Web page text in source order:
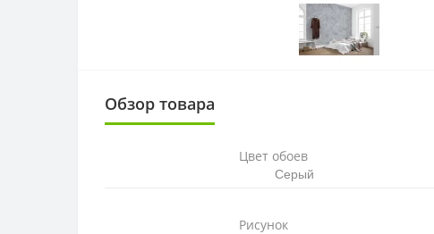
Обзор товара
Цвет обоев
Серый
Рисунок